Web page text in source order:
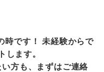
時です！ 未経験からで
します。
方も、まずはご連絡